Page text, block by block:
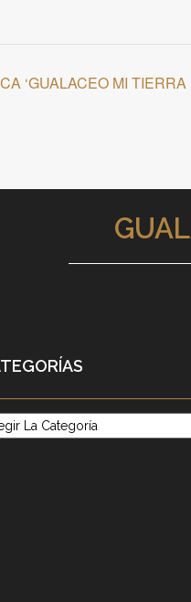
‘GUALACEO MI